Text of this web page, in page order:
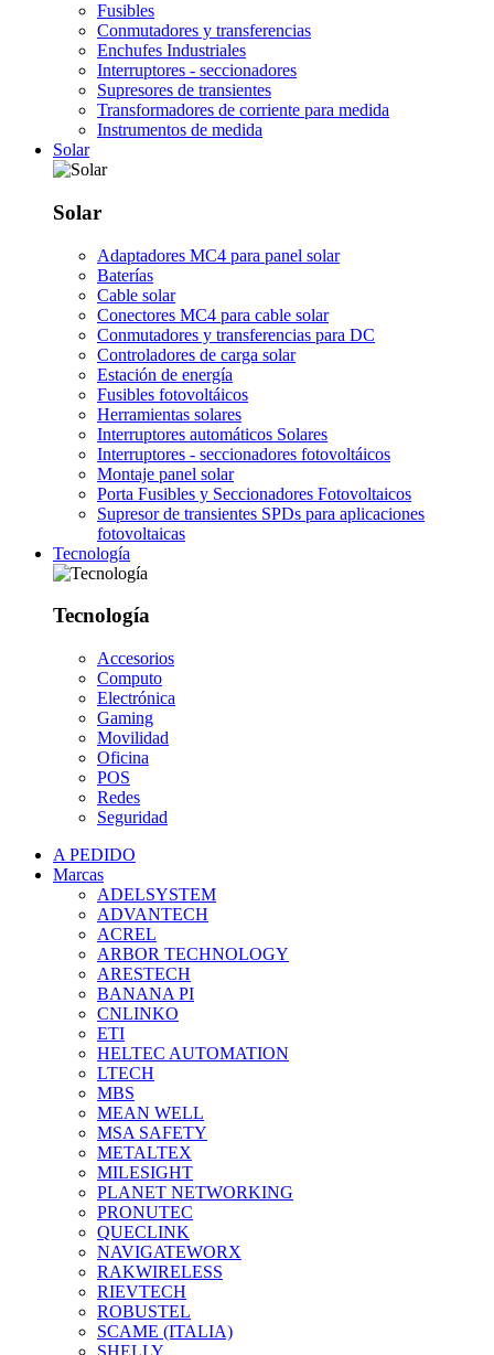
Fusibles
Conmutadores y transferencias
Enchufes Industriales
Interruptores - seccionadores
Supresores de transientes
Transformadores de corriente para medida
Instrumentos de medida
Solar
Solar
Adaptadores MC4 para panel solar
Baterías
Cable solar
Conectores MC4 para cable solar
Conmutadores y transferencias para DC
Controladores de carga solar
Estación de energía
Fusibles fotovoltáicos
Herramientas solares
Interruptores automáticos Solares
Interruptores - seccionadores fotovoltáicos
Montaje panel solar
Porta Fusibles y Seccionadores Fotovoltaicos
Supresor de transientes SPDs para aplicaciones
fotovoltaicas
Tecnología
Tecnología
Accesorios
Computo
Electrónica
Gaming
Movilidad
Oficina
POS
Redes
Seguridad
A PEDIDO
Marcas
ADELSYSTEM
ADVANTECH
ACREL
ARBOR TECHNOLOGY
ARESTECH
BANANA PI
CNLINKO
ETI
HELTEC AUTOMATION
LTECH
MBS
MEAN WELL
MSA SAFETY
METALTEX
MILESIGHT
PLANET NETWORKING
PRONUTEC
QUECLINK
NAVIGATEWORX
RAKWIRELESS
RIEVTECH
ROBUSTEL
SCAME (ITALIA)
SHELLY